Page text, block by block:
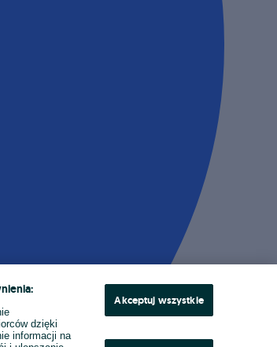
dzięki
informacji na
Akceptuj wszystkie